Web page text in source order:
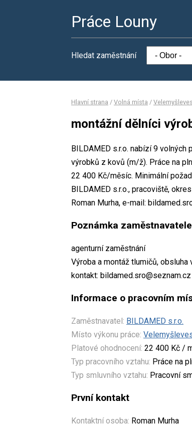
Práce Louny
Hledat zaměstnání
Hlavní strana / Volná místa / Velemyšleves
montážní dělníci
BILDAMED s.r.o. nabízí 9
výrobků z kovů (m/ž). Práce na
22 400 Kč/měsíc. Minimální
BILDAMED s.r.o., pracoviště,
Roman Murha, e-mail:
Poznámka zaměstnavatele
agenturní zaměstnání
Výroba a montáž tlumičů,
kontakt: bildamed.sro@seznam.cz
Informace o pracovním
Zaměstnavatel: BILDAMED s.r.o.
Místo výkonu práce:
Platové ohodnocení: 22 400 Kč /
Typ pracovního vztahu: Práce na
Typ smluvního vztahu: Pracovní
První kontakt
Kontaktní osoba: Roman Murha